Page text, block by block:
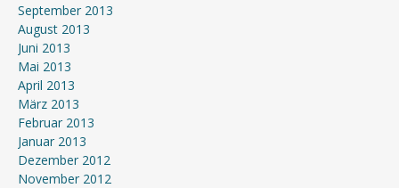
September 2013
August 2013
Juni 2013
Mai 2013
April 2013
März 2013
Februar 2013
Januar 2013
Dezember 2012
November 2012